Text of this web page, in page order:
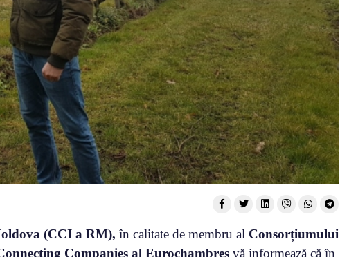
(CCI a RM), în calitate de membru al Consorțiumului
Companies al Eurochambres vă informează că în